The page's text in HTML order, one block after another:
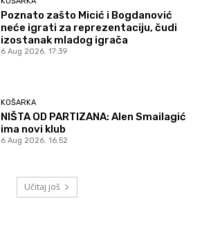
Poznato zašto Micić i Bogdanović
neće igrati za reprezentaciju, čudi
izostanak mladog igrača
6 Aug 2026. 17:39
KOŠARKA
NIŠTA OD PARTIZANA: Alen Smailagić
ima novi klub
6 Aug 2026. 16:52
Učitaj još